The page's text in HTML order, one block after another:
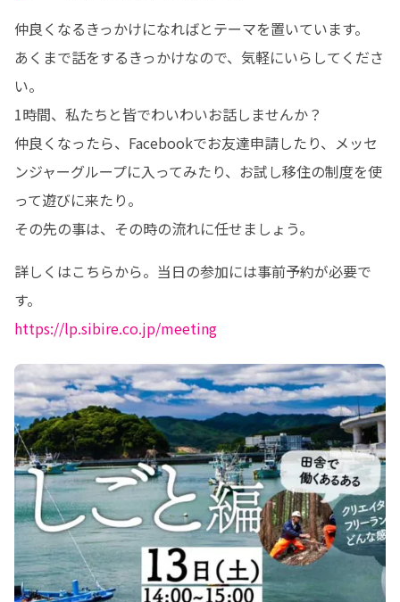
仲良くなるきっかけになればとテーマを置いています。
あくまで話をするきっかけなので、気軽にいらしてくださ
い。
1時間、私たちと皆でわいわいお話しませんか？
仲良くなったら、Facebookでお友達申請したり、メッセ
ンジャーグループに入ってみたり、お試し移住の制度を使
って遊びに来たり。
その先の事は、その時の流れに任せましょう。
詳しくはこちらから。当日の参加には事前予約が必要で
https://lp.sibire.co.jp/meeting